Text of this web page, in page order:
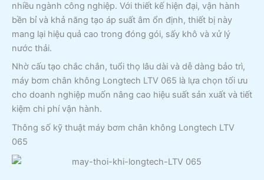
nhiều ngành công nghiệp. Với thiết kế hiện đại, vận hành
bền bỉ và khả năng tạo áp suất âm ổn định, thiết bị này
mang lại hiệu quả cao trong đóng gói, sấy khô và xử lý
nước thải.
Nhờ cấu tạo chắc chắn, tuổi thọ lâu dài và dễ dàng bảo trì,
máy bơm chân không Longtech LTV 065 là lựa chọn tối ưu
cho doanh nghiệp muốn nâng cao hiệu suất sản xuất và tiết
kiệm chi phí vận hành.
Thông số kỹ thuật máy bơm chân không Longtech LTV
065